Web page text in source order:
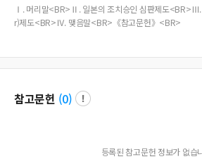
uthority decisions. In addition, under this system,
rity may be possible by judicial decisions of Family
Ⅰ. 머리말<BR>Ⅱ. 일본의 조치승인 심판제도
r)제도<BR>Ⅳ. 맺음말<BR>《참고문헌》<BR>
참고문헌 (0)
등록된 참고문헌 정보가 없습